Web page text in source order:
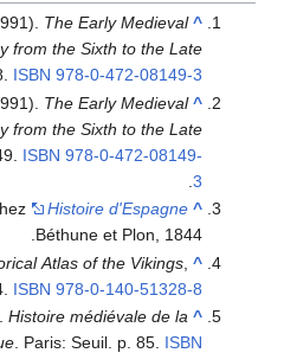
^
The Early Medieval
from the Sixth to the Late
ISBN 978-0-472-08149-3
^
The Early Medieval
from the Sixth to the Late
ISBN 978-0-472-08149-
3
.
^
Histoire d'Espagne
Béthune et Plon, 1844.
^
Atlas of the Vikings
ISBN 978-0-140-51328-8
^
Histoire médiévale de la
. Paris: Seuil. p. 85. ISBN